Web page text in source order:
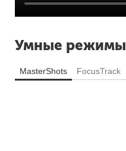
Умные режимы
MasterShots FocusTrack